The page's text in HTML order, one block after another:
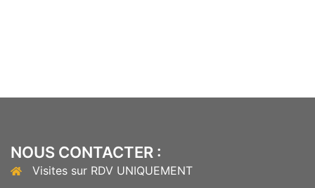
NOUS CONTACTER :
Visites sur RDV UNIQUEMENT